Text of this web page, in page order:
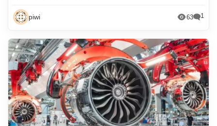
piwi 63 1